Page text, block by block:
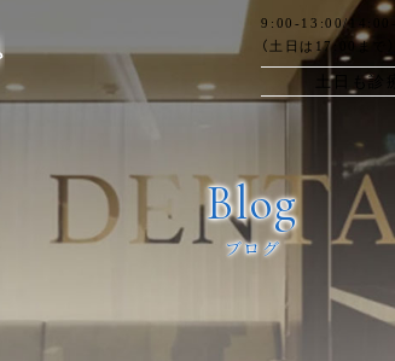
9:00-13:00/14:00-
（土日は17:00まで）
土日も
Blog
ブログ